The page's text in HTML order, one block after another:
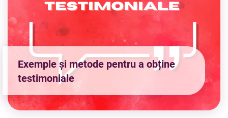
Exemple și metode pentru a obține
testimoniale